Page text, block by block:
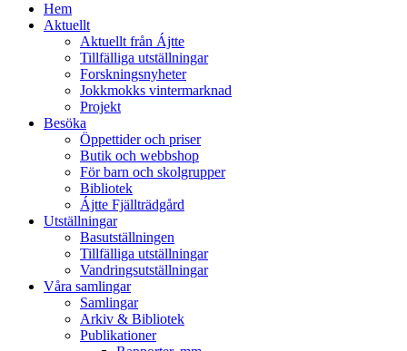
Hem
Aktuellt
Aktuellt från Ájtte
Tillfälliga utställningar
Forskningsnyheter
Jokkmokks vintermarknad
Projekt
Besöka
Öppettider och priser
Butik och webbshop
För barn och skolgrupper
Bibliotek
Ájtte Fjällträdgård
Utställningar
Basutställningen
Tillfälliga utställningar
Vandringsutställningar
Våra samlingar
Samlingar
Arkiv & Bibliotek
Publikationer